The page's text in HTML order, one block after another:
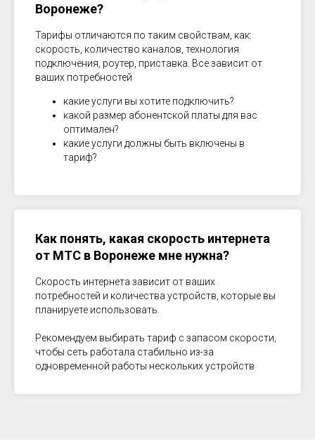
Воронеже?
Тарифы отличаются по таким свойствам, как:
скорость, количество каналов, технология
подключения, роутер, приставка. Все зависит от
ваших потребностей
какие услуги вы хотите подключить?
какой размер абонентской платы для вас
оптимален?
какие услуги должны быть включены в
тариф?
Как понять, какая скорость интернета
от МТС в Воронеже мне нужна?
Скорость интернета зависит от ваших
потребностей и количества устройств, которые вы
планируете использовать.
Рекомендуем выбирать тариф с запасом скорости,
чтобы сеть работала стабильно из-за
одновременной работы нескольких устройств